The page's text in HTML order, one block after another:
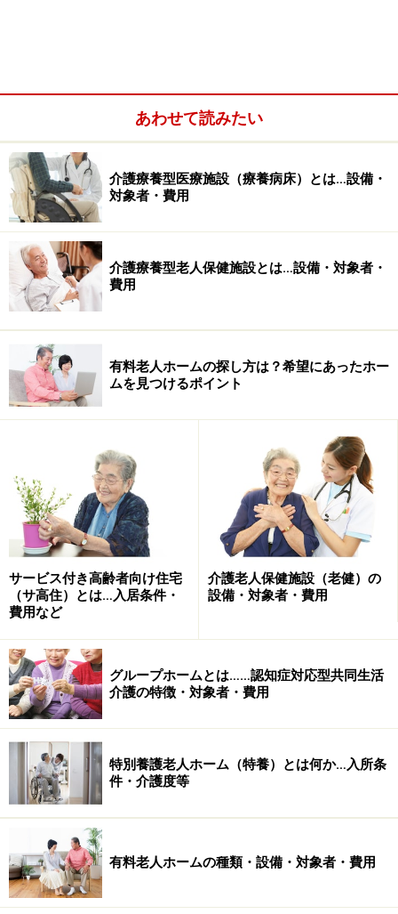
実際には「特別養護老人ホームに入りたいのに空きがな
く、在宅での介護は無理」といった人が、特養の空き待
ちのために数カ所の老健を数カ月単位で転々としている
ケースも多々あります。
老健の特徴と注意点……医療的ケアも充実し
ているが、入所不可や退去になることも
介護老人保健施設は、病院を出た人の受け皿としての役
しています。そのため、痰の吸引や水分や栄養をチュー
ブで胃に入れる胃ろう、じょくそう（床ずれ）、鼻など
から流動食を投与する経管栄養、尿管カテーテル、酸素
吸入といった医療措置が必要な人でも、問題なく入所が
可能です。
ただ、あくまで集団生活のため、認知症などの原因によ
り夜中に大声を出したり、他の入所者に暴力を振るうな
どの問題行動がある場合、入所を断られたり、退去を命
じられたりする場合もあります。
介護老人保健施設では相部屋が主流
介護老人保健施設では、4人程度の相部屋が主流です。
プライバシーが保てる個室（ユニットケア）を増やそう
という取り組みも進んでいますが、まだまだ普及してい
ません。
相部屋の場合、1カ月あたりの費用は7～10万円程度。ユ
あわせて読みたい
介護療養型医療施設（療養病床）とは…設備・
対象者・費用
介護療養型老人保健施設とは…設備・対象者・
費用
有料老人ホームの探し方は？希望にあったホー
ムを見つけるポイント
サービス付き高齢者向け住宅
（サ高住）とは…入居条件・
費用など
介護老人保健施設（老健）の
設備・対象者・費用
グループホームとは……認知症対応型共同生活
介護の特徴・対象者・費用
特別養護老人ホーム（特養）とは何か…入所条
件・介護度等
有料老人ホームの種類・設備・対象者・費用